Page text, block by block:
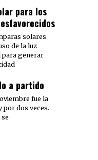
para los
solares
de la luz
para generar
a partido
fue la
por dos veces.